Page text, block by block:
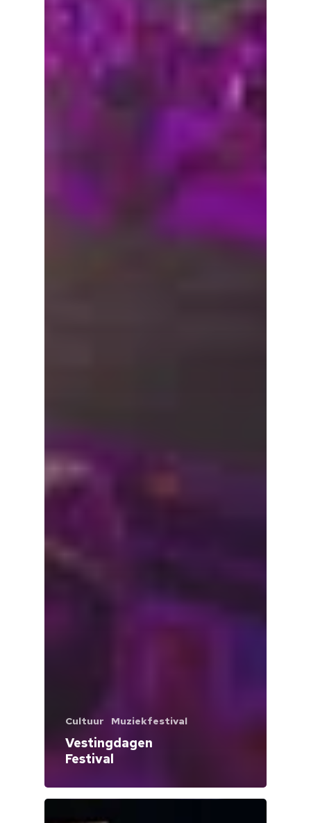
Cultuur Muziekfestival
Vestingdagen
Festival